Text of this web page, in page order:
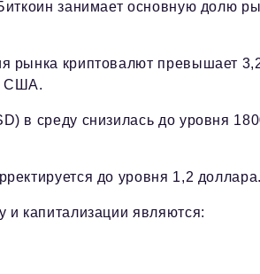
занимает основную долю
рынка криптовалют превышает
США.
в среду снизилась до уровня
до уровня 1,2 доллара.
и капитализации являются: